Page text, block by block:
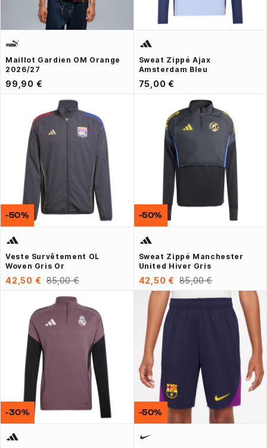
Maillot Gardien OM Orange
2026/27
99,90 €
Sweat Zippé Ajax
Amsterdam Bleu
75,00 €
Veste Survêtement OL
Woven Gris Or
42,50 € 85,00 €
-50%
Sweat Zippé Manchester
United Hiver Gris
42,50 € 85,00 €
-50%
-30% -50%